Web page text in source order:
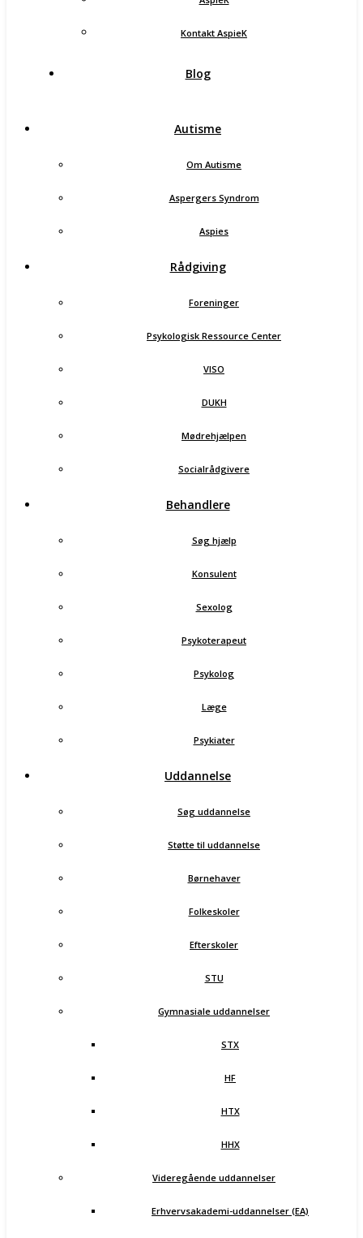
Kontakt AspieK
Blog
Autisme
Om Autisme
Aspergers Syndrom
Aspies
Rådgiving
Foreninger
Psykologisk Ressource Center
VISO
DUKH
Mødrehjælpen
Socialrådgivere
Behandlere
Søg hjælp
Konsulent
Sexolog
Psykoterapeut
Psykolog
Læge
Psykiater
Uddannelse
Søg uddannelse
Støtte til uddannelse
Børnehaver
Folkeskoler
Efterskoler
STU
Gymnasiale uddannelser
STX
HF
HTX
HHX
Videregående uddannelser
Erhvervsakademi-uddannelser (EA)